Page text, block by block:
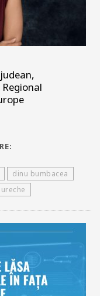
dinu bumbacea